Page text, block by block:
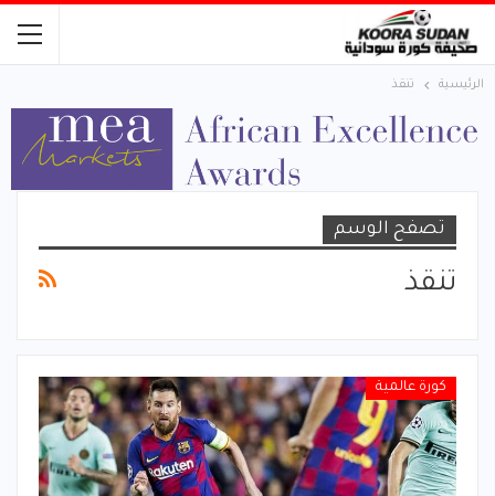
الرئيسية تنقذ
تصفح الوسم
تنقذ
كورة عالمية